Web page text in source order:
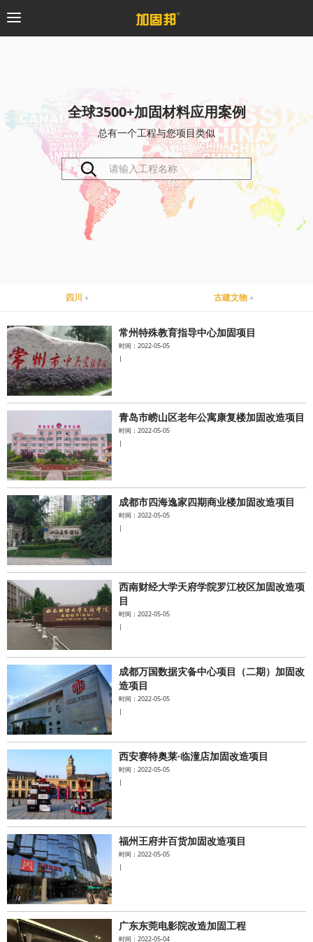
粘钢加固系统
预应力系统
桥梁支座系统
水泥基系统
新能源系统
案例中心
全球3500+加固材料应用案例
总有一个工程与您项目类似
四川 古建文物
常州特殊教育指导中心加固项目
时间：2022-05-05
|
青岛市崂山区老年公寓康复楼加固改造项目
时间：2022-05-05
|
成都市四海逸家四期商业楼加固改造项目
时间：2022-05-05
|
西南财经大学天府学院罗江校区加固改造项
目
时间：2022-05-05
|
成都万国数据灾备中心项目（二期）加固改
造项目
时间：2022-05-05
|
西安赛特奥莱·临潼店加固改造项目
时间：2022-05-05
|
福州王府井百货加固改造项目
时间：2022-05-05
|
广东东莞电影院改造加固工程
时间：2022-05-04